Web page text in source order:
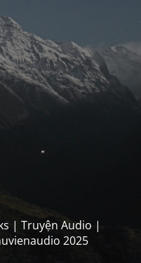
| Truyện Audio |
2025